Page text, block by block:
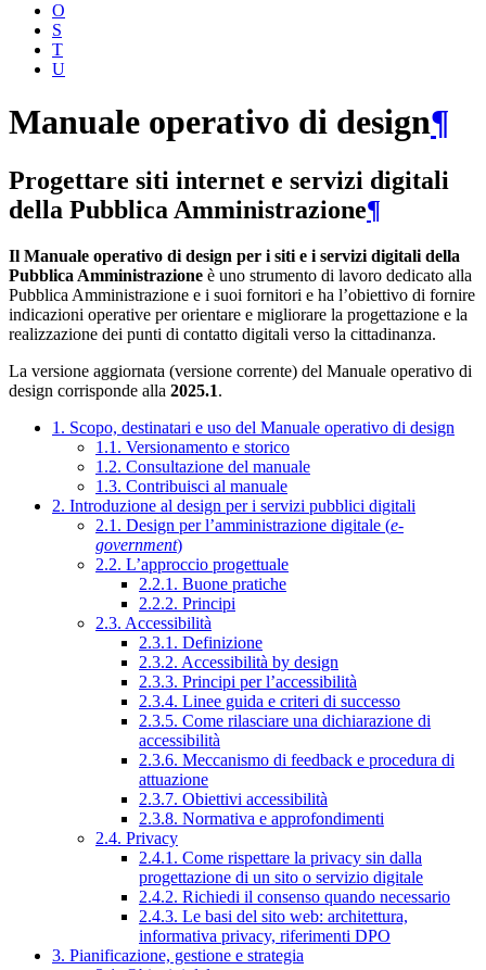
O
S
T
U
Manuale operativo di design¶
Progettare siti internet e servizi digitali
della Pubblica Amministrazione¶
Il Manuale operativo di design per i siti e i servizi digitali della
Pubblica Amministrazione è uno strumento di lavoro dedicato alla
Pubblica Amministrazione e i suoi fornitori e ha l’obiettivo di fornire
indicazioni operative per orientare e migliorare la progettazione e la
realizzazione dei punti di contatto digitali verso la cittadinanza.
La versione aggiornata (versione corrente) del Manuale operativo di
design corrisponde alla 2025.1.
1. Scopo, destinatari e uso del Manuale operativo di design
1.1. Versionamento e storico
1.2. Consultazione del manuale
1.3. Contribuisci al manuale
2. Introduzione al design per i servizi pubblici digitali
2.1. Design per l’amministrazione digitale (e-
government)
2.2. L’approccio progettuale
2.2.1. Buone pratiche
2.2.2. Principi
2.3. Accessibilità
2.3.1. Definizione
2.3.2. Accessibilità by design
2.3.3. Principi per l’accessibilità
2.3.4. Linee guida e criteri di successo
2.3.5. Come rilasciare una dichiarazione di
accessibilità
2.3.6. Meccanismo di feedback e procedura di
attuazione
2.3.7. Obiettivi accessibilità
2.3.8. Normativa e approfondimenti
2.4. Privacy
2.4.1. Come rispettare la privacy sin dalla
progettazione di un sito o servizio digitale
2.4.2. Richiedi il consenso quando necessario
2.4.3. Le basi del sito web: architettura,
informativa privacy, riferimenti DPO
3. Pianificazione, gestione e strategia